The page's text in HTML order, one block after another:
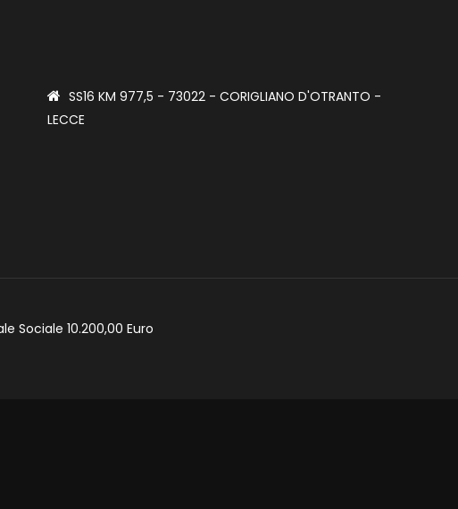
SS16 KM 977,5 - 73022 - CORIGLIANO D'OTRANTO -
LECCE
Sociale 10.200,00 Euro